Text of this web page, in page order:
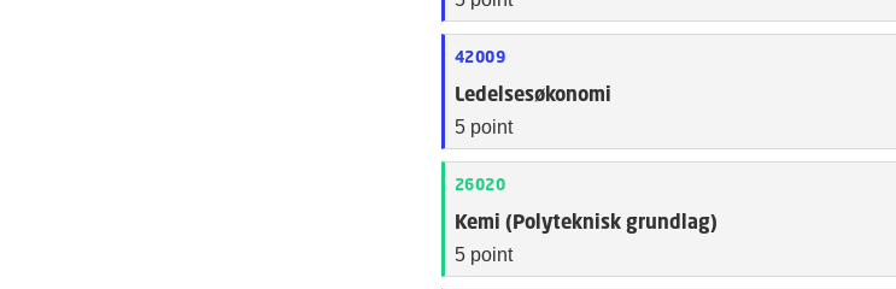
42009
Ledelsesøkonomi
5 point
26020
Kemi (Polyteknisk grundlag)
5 point